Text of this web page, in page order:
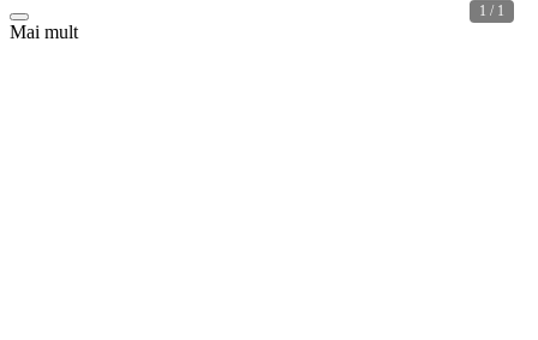
1 / 1
Mai mult